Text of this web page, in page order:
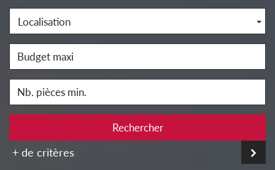
Localisation
Rechercher
+ de critères